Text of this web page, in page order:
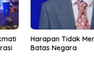
Harapan Tidak
Batas Negara